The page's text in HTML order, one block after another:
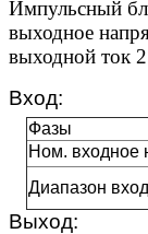
Импульсный
выходное
выходной ток
Вход:
Фазы
Ном. входное
Диапазон
Выход: